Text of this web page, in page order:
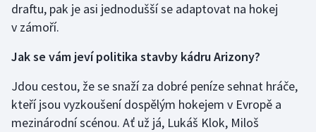
draftu, pak je asi jednodušší se adaptovat na hokej
v zámoří.
Jak se vám jeví politika stavby kádru Arizony?
Jdou cestou, že se snaží za dobré peníze sehnat hráče,
kteří jsou vyzkoušení dospělým hokejem v Evropě a
mezinárodní scénou. Ať už já, Lukáš Klok, Miloš